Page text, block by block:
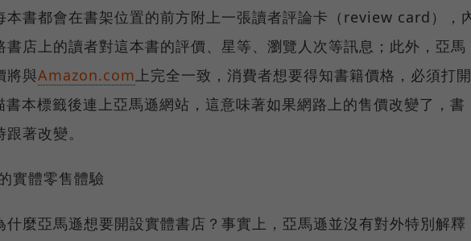
本書都會在書架位置的前方附上一張讀者評論卡（review card），
書店上的讀者對這本書的評價、星等、瀏覽人次等訊息；此外，亞馬
將與Amazon.com 上完全一致，消費者想要得知書籍價格，必須打開
本標籤後連上亞馬遜網站，這意味著如果網路上的售價改變了，書
著改變。
實體零售體驗
什麼亞馬遜想要開設實體書店？事實上，亞馬遜並沒有對外特別解釋